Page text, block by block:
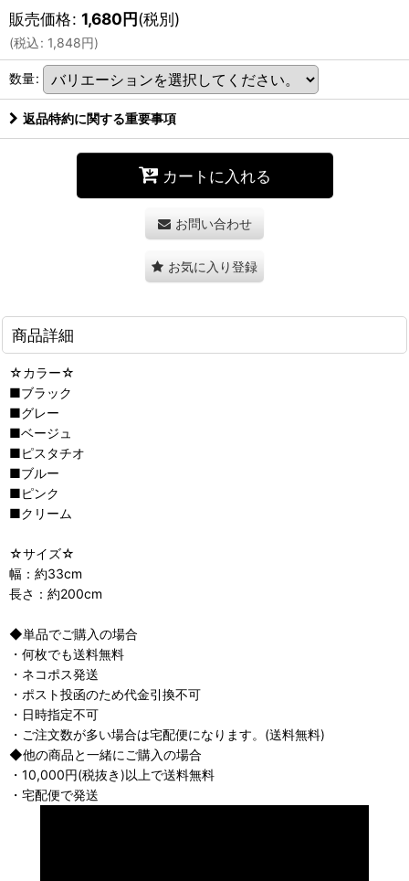
販売価格: 1,680円(税別)
(税込: 1,848円)
数量:
返品特約に関する重要事項
カートに入れる
お問い合わせ
お気に入り登録
商品詳細
☆カラー☆
■ブラック
■グレー
■ベージュ
■ピスタチオ
■ブルー
■ピンク
■クリーム
☆サイズ☆
幅：約33cm
長さ：約200cm
◆単品でご購入の場合
・何枚でも送料無料
・ネコポス発送
・ポスト投函のため代金引換不可
・日時指定不可
・ご注文数が多い場合は宅配便になります。(送料無料)
◆他の商品と一緒にご購入の場合
・10,000円(税抜き)以上で送料無料
・宅配便で発送